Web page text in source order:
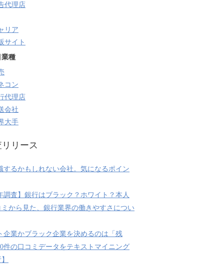
代理店
リア
サイト
業種
コン
代理店
会社
大手
リース
するかもしれない会社。気になるポイン
調査】銀行はブラック？ホワイト？本人
から見た、銀行業界の働きやすさについ
企業かブラック企業を決めるのは「残
件の口コミデータをテキストマイニング